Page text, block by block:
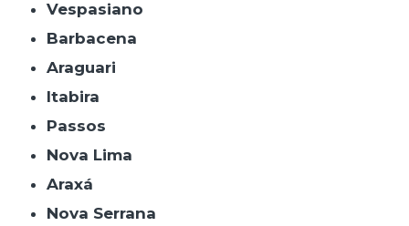
Vespasiano
Barbacena
Araguari
Itabira
Passos
Nova Lima
Araxá
Nova Serrana